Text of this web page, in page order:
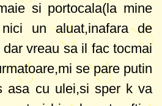
si portocala(la mine
un aluat,inafara de
vreau sa il fac tocmai
se pare putin
asa cu ulei,si sper k va